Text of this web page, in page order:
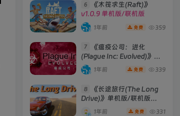
6
《木筏求生(Raft)》
v1.0.9 单机版/联机版
1年前 免费 359
7
《瘟疫公司：进化
(Plague Inc: Evolved)》
[v1.19.1.0]
1年前 免费 339
8
《长途旅行(The Long
Drive)》单机版/联机版
1年前 免费 331